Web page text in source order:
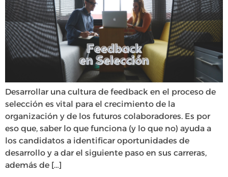
Desarrollar una cultura de feedback en el proceso de
selección es vital para el crecimiento de la
organización y de los futuros colaboradores. Es por
eso que, saber lo que funciona (y lo que no) ayuda a
los candidatos a identificar oportunidades de
desarrollo y a dar el siguiente paso en sus carreras,
además de […]